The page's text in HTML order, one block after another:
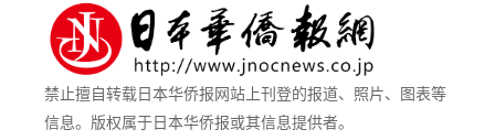
禁止擅自转载日本华侨报网站上刊登的报道、照片、图表等
信息。版权属于日本华侨报或其信息提供者。